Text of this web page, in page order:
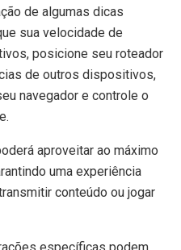
de algumas dicas
sua velocidade de
posicione seu roteador
de outros dispositivos,
navegador e controle o
aproveitar ao máximo
uma experiência
conteúdo ou jogar